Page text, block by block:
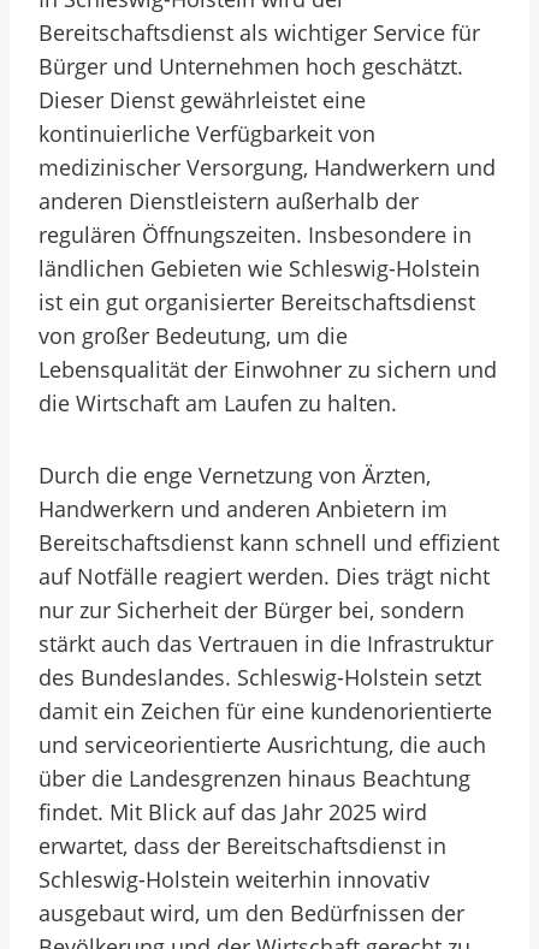
Bereitschaftsdienst als wichtiger Service für
Bürger und Unternehmen hoch geschätzt.
Dieser Dienst gewährleistet eine
kontinuierliche Verfügbarkeit von
medizinischer Versorgung, Handwerkern und
anderen Dienstleistern außerhalb der
regulären Öffnungszeiten. Insbesondere in
ländlichen Gebieten wie Schleswig-Holstein
ist ein gut organisierter Bereitschaftsdienst
von großer Bedeutung, um die
Lebensqualität der Einwohner zu sichern und
die Wirtschaft am Laufen zu halten.
Durch die enge Vernetzung von Ärzten,
Handwerkern und anderen Anbietern im
Bereitschaftsdienst kann schnell und effizient
auf Notfälle reagiert werden. Dies trägt nicht
nur zur Sicherheit der Bürger bei, sondern
stärkt auch das Vertrauen in die Infrastruktur
des Bundeslandes. Schleswig-Holstein setzt
damit ein Zeichen für eine kundenorientierte
und serviceorientierte Ausrichtung, die auch
über die Landesgrenzen hinaus Beachtung
findet. Mit Blick auf das Jahr 2025 wird
erwartet, dass der Bereitschaftsdienst in
Schleswig-Holstein weiterhin innovativ
ausgebaut wird, um den Bedürfnissen der